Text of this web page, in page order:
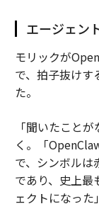
エージェン
モリックが
で、拍子抜けす
た。
「聞いたこと
く。「
で、シンボルは
であり、史上最
ェクトになった」